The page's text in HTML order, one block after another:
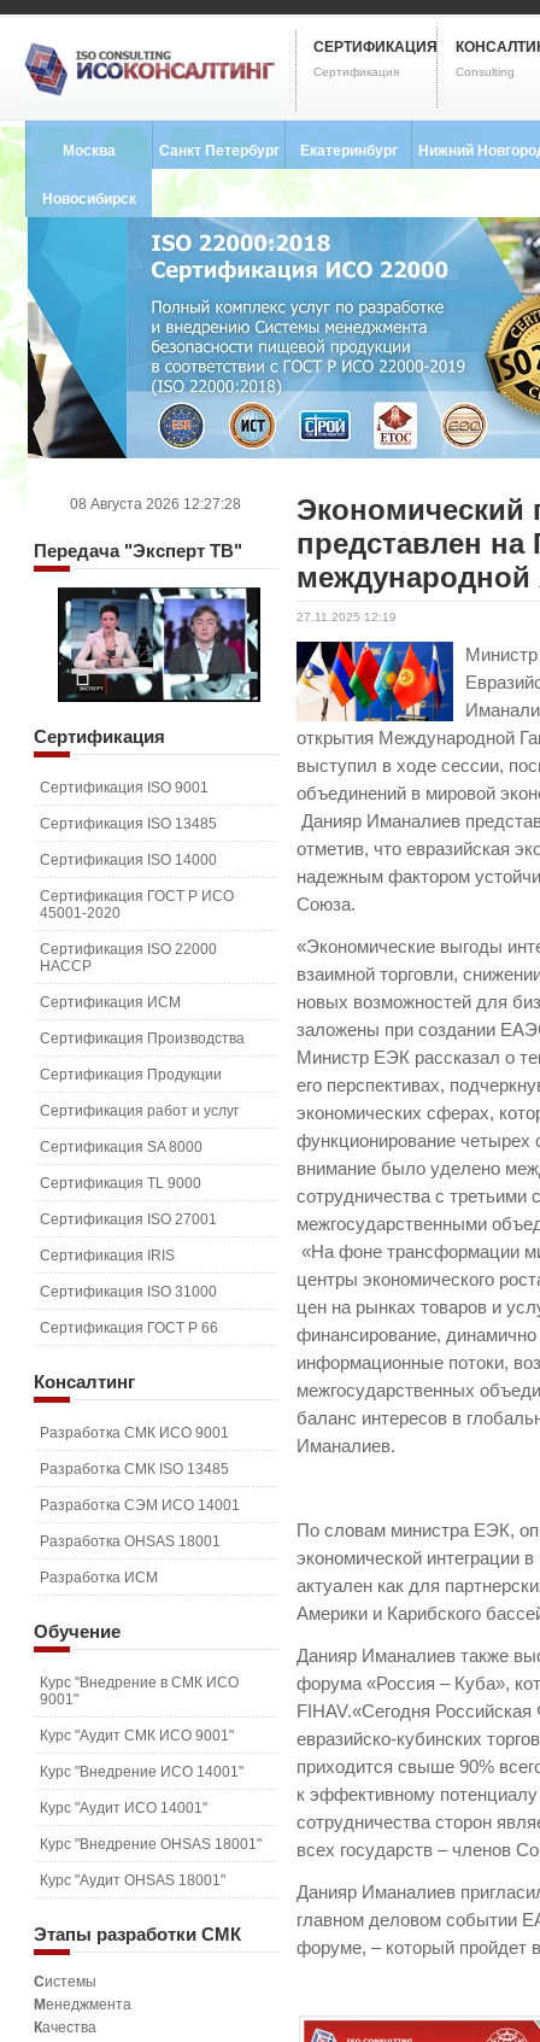
СЕРТИФИКАЦИЯ
Сертификация Consulting
Москва Санкт Петербург
8 (812) 748-2493
Екатеринбург
8 (343) 237-2593
Нижний
Новосибирск
Экономический
представлен на
международной
27.11.2025 12:19
Министр
открытия Международной
выступил в ходе сессии,
объединений в мировой
Данияр Иманалиев
отметив, что евразийская
надежным фактором
Союза.
«Экономические выгоды
взаимной торговли,
новых возможностей для
заложены при создании
Министр ЕЭК рассказал о
его перспективах,
экономических сферах,
функционирование
внимание было уделено
сотрудничества с третьими
межгосударственными
«На фоне трансформации
центры экономического
цен на рынках товаров и
финансирование,
информационные потоки,
межгосударственных
баланс интересов в
Иманалиев.
По словам министра ЕЭК,
экономической интеграции
актуален как для
Америки и Карибского
Данияр Иманалиев также
форума «Россия – Куба»,
FIHAV.«Сегодня
евразийско-кубинских
приходится свыше 90%
к эффективному потенциалу
сотрудничества сторон
всех государств – членов
Данияр Иманалиев
главном деловом событии
форуме, – который пройдет
08 Августа 2026 12:27:28
Передача"Эксперт ТВ"
Сертификация
Сертификация ISO 9001
Сертификация ISO 13485
Сертификация ISO 14000
Сертификация ГОСТ Р ИСО
45001-2020
Сертификация ISO 22000
HACCP
Сертификация ИСМ
Сертификация Производства
Сертификация Продукции
Сертификация работ и услуг
Сертификация SA 8000
Сертификация TL 9000
Сертификация ISO 27001
Сертификация IRIS
Сертификация ISO 31000
Сертификация ГОСТ Р 66
Консалтинг
Разработка СМК ИСО 9001
Разработка СМК ISO 13485
Разработка СЭМ ИСО 14001
Разработка OHSAS 18001
Разработка ИСМ
Обучение
Курс "Внедрение в СМК ИСО
9001"
Курс "Аудит СМК ИСО 9001"
Курс "Внедрение ИСО 14001"
Курс "Аудит ИСО 14001"
Курс "Внедрение OHSAS 18001"
Курс "Аудит OHSAS 18001"
Этапы разработки СМК
Системы
Менеджмента
Качества